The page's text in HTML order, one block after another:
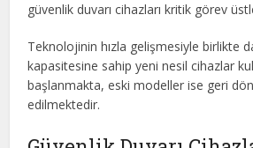
güvenlik duvarı cihazları kritik görev
Teknolojinin hızla gelişmesiyle birlikte
kapasitesine sahip yeni nesil cihazlar
başlanmakta, eski modeller ise geri
edilmektedir.